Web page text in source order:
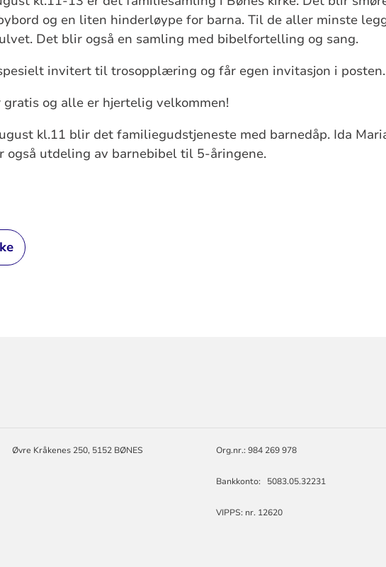
og en liten hinderløype for barna. Til de aller minste
Det blir også en samling med bibelfortelling og sang.
invitert til trosopplæring og får egen invitasjon i posten.
gratis og alle er hjertelig velkommen!
kl.11 blir det familiegudstjeneste med barnedåp. Ida
også utdeling av barnebibel til 5-åringene.
Øvre Kråkenes 250, 5152 BØNES Org.nr.: 984 269 978
Bankkonto: 5083.05.32231
VIPPS: nr. 12620